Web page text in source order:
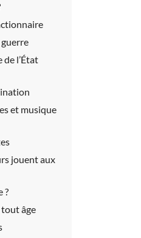
de l’État
et musique
jouent aux
?
tout âge